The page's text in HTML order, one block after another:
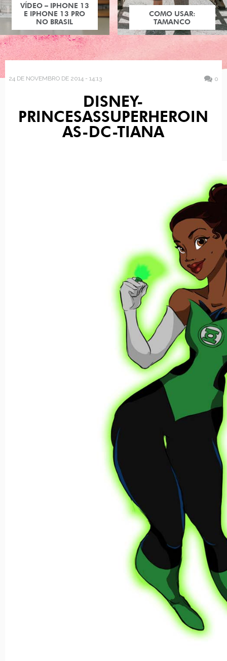
VÍDEO – IPHONE 13
E IPHONE 13 PRO
NO BRASIL
COMO USAR:
TAMANCO
24 DE NOVEMBRO DE 2014 - 14:13 0
DISNEY-
PRINCESASSUPERHEROIN
AS-DC-TIANA